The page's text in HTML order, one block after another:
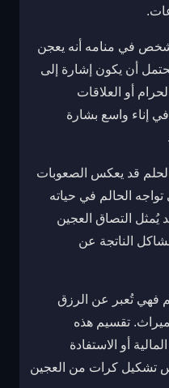
في منامه أنه يعجن
أن يكون إشارة إلى
أو العلاقات
إناء واسع بشارة
الحلم قد يعكس الصعوبات
الحالم في حياته
يُمثل التصاق العجين
الناتجة عن
فهي تُعبر عن الرزق
تقسيم هذه
أو الاستفادة
تشكيل كرات من العجين